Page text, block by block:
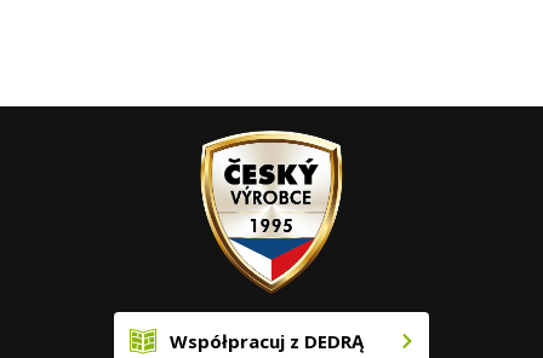
Współpracuj z DEDRĄ